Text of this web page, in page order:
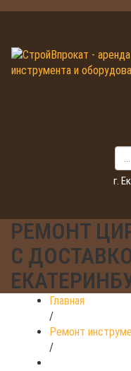
г.
РЕМОНТ
С
Главная
/
Ремонт
/